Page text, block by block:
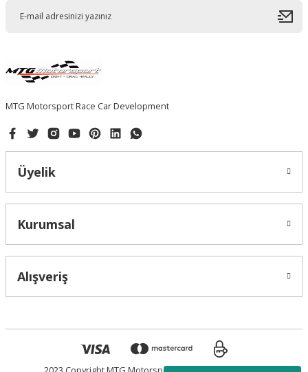
Bu ürüne benzer farklı alternatifler olmalı.
Gönder
MTG Motorsport Race Car Development
Üyelik
Kurumsal
Alışveriş